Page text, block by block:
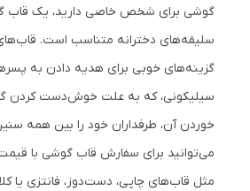
گوشی برای شخص خاصی دارید، یک قاب
سلیقه‌های دخترانه متناسب است.
گزینه‌های خوبی برای هدیه دادن به
سیلیکونی، که به علت خوش‌دست کردن
خوردن آن،‌‌ طرفداران خود را بین همه
می‌توانید برای سفارش قاب گوشی با
مثل قاب‌های چاپی، دست‌دوز، فانتزی یا